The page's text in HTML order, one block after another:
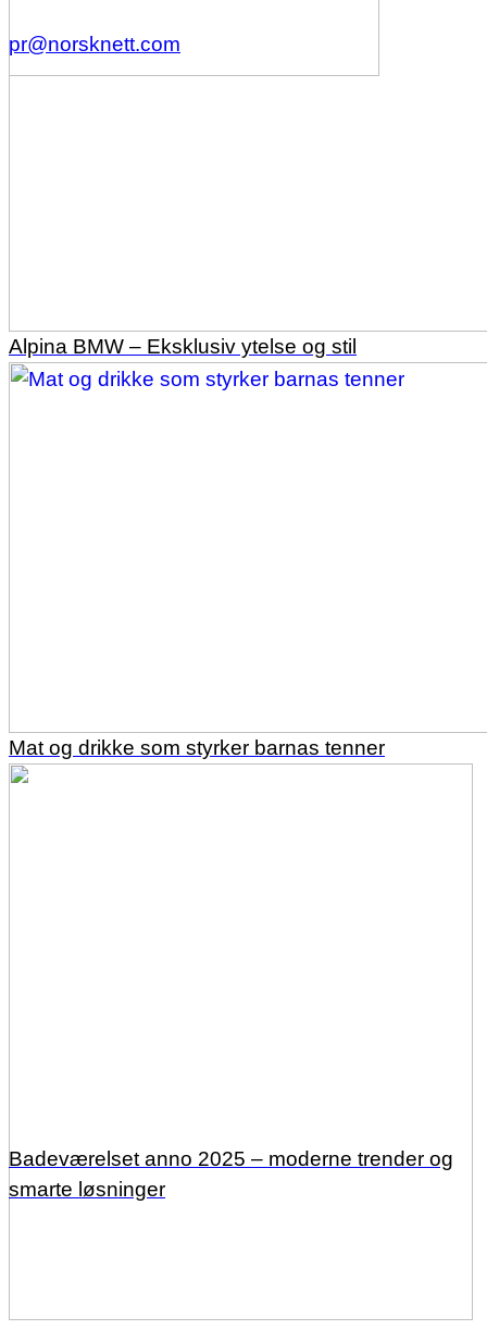
Alpina BMW – Eksklusiv ytelse og stil
Mat og drikke som styrker barnas tenner
Badeværelset anno 2025 – moderne trender og
smarte løsninger
pr@norsknett.com